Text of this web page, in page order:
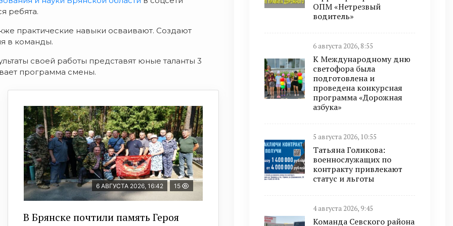
ребята.
практические навыки осваивают. Создают
в команды.
своей работы представят юные таланты 3
программа смены.
6 АВГУСТА 2026, 16:42 15
В Брянске почтили память Героя
ОПМ «Нетрезвый
водитель»
6 августа 2026, 8:55
К Международному дню
светофора была
подготовлена и
проведена конкурсная
программа «Дорожная
азбука»
5 августа 2026, 10:55
Татьяна Голикова:
военнослужащих по
контракту привлекают
статус и льготы
4 августа 2026, 9:45
Команда Севского района